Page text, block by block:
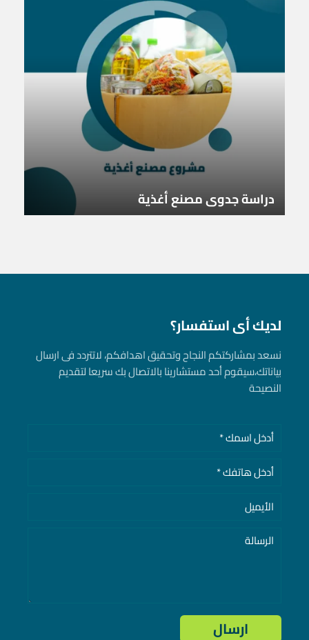
دراسة جدوى مصنع أغذية
لديك أى استفسار؟
نسعد بمشاركتكم النجاح وتحقيق اهدافكم، لاتتردد فى ارسال
بياناتك، سيقوم أحد مستشارينا بالاتصال بك سريعا لتقديم
النصيحة